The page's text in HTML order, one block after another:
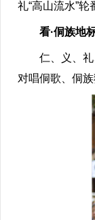
礼“高山流水”
看·侗族地
仁、义、礼、
对唱侗歌、侗